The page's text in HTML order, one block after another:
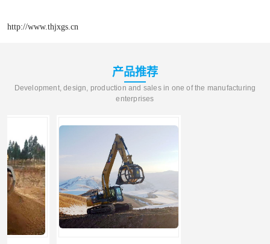
http://www.thjxgs.cn
产品推荐
Development, design, production and sales in one of the manufacturing
enterprises